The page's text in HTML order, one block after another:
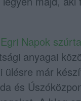
Egri Napok
anyagai
ülésre már
és